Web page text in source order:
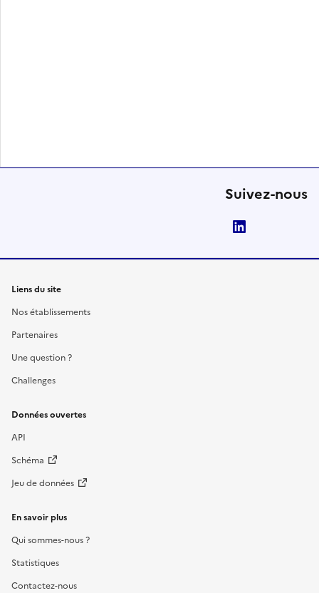
Suivez-nous
Liens du site
Nos établissements
Partenaires
Une question ?
Challenges
Données ouvertes
API
Schéma
Jeu de données
En savoir plus
Qui sommes-nous ?
Statistiques
Contactez-nous